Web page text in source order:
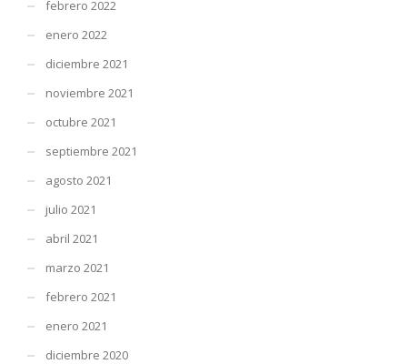
febrero 2022
enero 2022
diciembre 2021
noviembre 2021
octubre 2021
septiembre 2021
agosto 2021
julio 2021
abril 2021
marzo 2021
febrero 2021
enero 2021
diciembre 2020